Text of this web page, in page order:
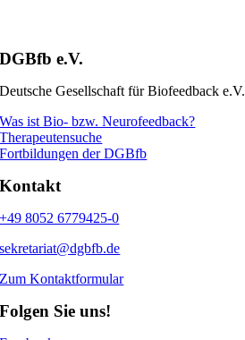
DGBfb e.V.
Deutsche Gesellschaft für Biofeedback e.V.
Was ist Bio- bzw. Neurofeedback?
Therapeutensuche
Fortbildungen der DGBfb
Kontakt
+49 8052 6779425-0
sekretariat@dgbfb.de
Zum Kontaktformular
Folgen Sie uns!